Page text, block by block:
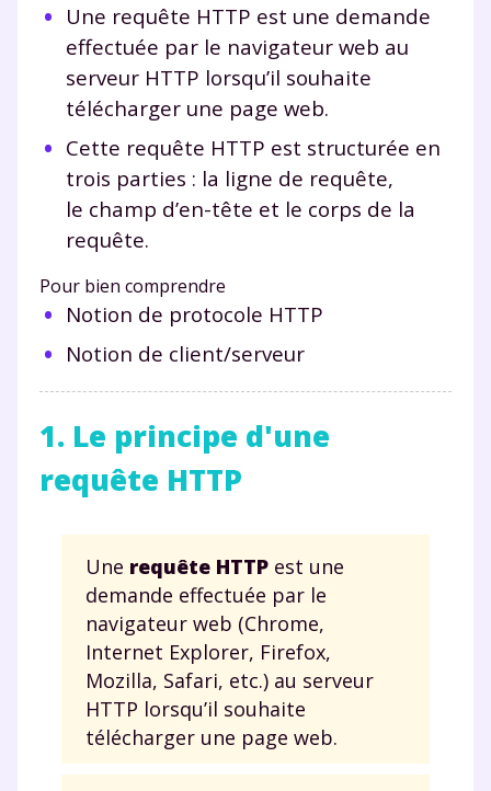
Une requête HTTP est une demande
effectuée par le navigateur web au
serveur HTTP lorsqu’il souhaite
télécharger une page web.
Cette requête HTTP est structurée en
trois parties : la ligne de requête,
le champ d’en-tête et le corps de la
requête.
Pour bien comprendre
Notion de protocole HTTP
Notion de client/serveur
1. Le principe d'une
requête HTTP
Une requête HTTP est une
demande effectuée par le
navigateur web (Chrome,
Internet Explorer, Firefox,
Mozilla, Safari, etc.) au serveur
HTTP lorsqu’il souhaite
télécharger une page web.